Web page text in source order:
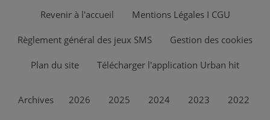
Revenir à l'accueil Mentions Légales I CGU
Règlement général des jeux SMS Gestion des cookies
Plan du site Télécharger l'application Urban hit
Archives 2026 2025 2024 2023 2022